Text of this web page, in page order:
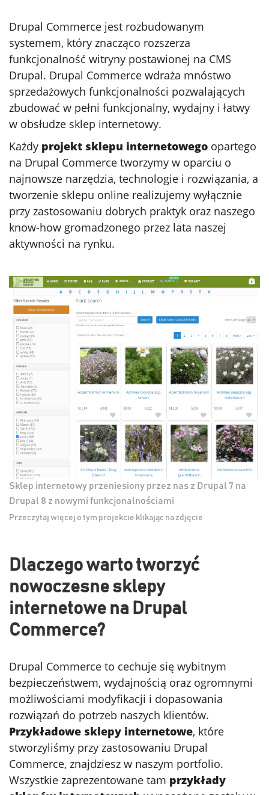
Drupal Commerce jest rozbudowanym
systemem, który znacząco rozszerza
funkcjonalność witryny postawionej na CMS
Drupal. Drupal Commerce wdraża mnóstwo
sprzedażowych funkcjonalności pozwalających
zbudować w pełni funkcjonalny, wydajny i łatwy
w obsłudze sklep internetowy.
Każdy projekt sklepu internetowego opartego
na Drupal Commerce tworzymy w oparciu o
najnowsze narzędzia, technologie i rozwiązania, a
tworzenie sklepu online realizujemy wyłącznie
przy zastosowaniu dobrych praktyk oraz naszego
know-how gromadzonego przez lata naszej
aktywności na rynku.
Sklep internetowy przeniesiony przez nas z Drupal 7 na
Drupal 8 z nowymi funkcjonalnościami
Przeczytaj więcej o tym projekcie klikając na zdjęcie
Dlaczego warto tworzyć
nowoczesne sklepy
internetowe na Drupal
Commerce?
Drupal Commerce to cechuje się wybitnym
bezpieczeństwem, wydajnością oraz ogromnymi
możliwościami modyfikacji i dopasowania
rozwiązań do potrzeb naszych klientów.
Przykładowe sklepy internetowe, które
stworzyliśmy przy zastosowaniu Drupal
Commerce, znajdziesz w naszym portfolio.
Wszystkie zaprezentowane tam przykłady